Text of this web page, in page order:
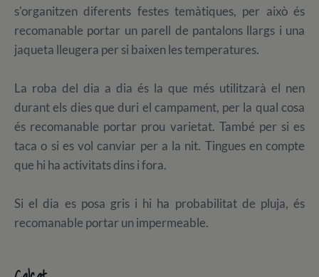
s'organitzen diferents festes temàtiques, per això és
recomanable portar un parell de pantalons llargs i una
jaqueta lleugera per si baixen les temperatures.
La roba del dia a dia és la que més utilitzarà el nen
durant els dies que duri el campament, per la qual cosa
és recomanable portar prou varietat. També per si es
taca o si es vol canviar per a la nit. Tingues en compte
que hi ha activitats dins i fora.
Si el dia es posa gris i hi ha probabilitat de pluja, és
recomanable portar un impermeable.